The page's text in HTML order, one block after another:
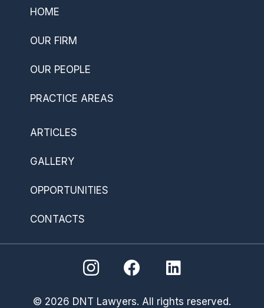
HOME
OUR FIRM
OUR PEOPLE
PRACTICE AREAS
ARTICLES
GALLERY
OPPORTUNITIES
CONTACTS
© 2026 DNT Lawyers. All rights reserved.